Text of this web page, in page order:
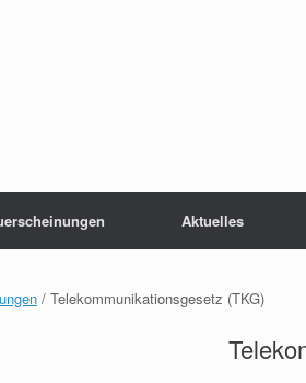
Aktuelles
/ Telekommunikationsgesetz (TKG)